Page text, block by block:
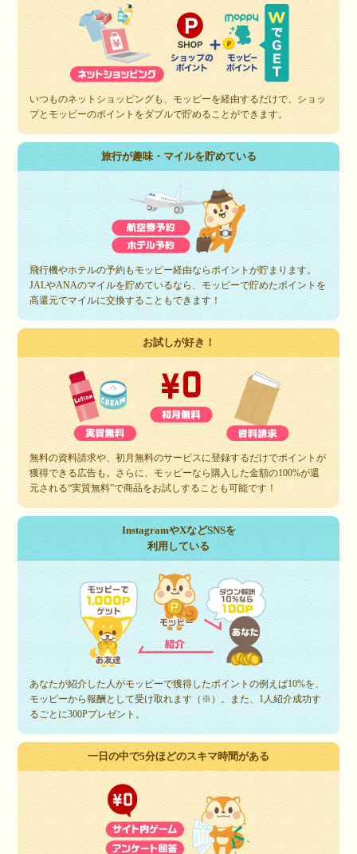
いつものネットショッピングも、モッピーを経由するだけで、ショッ
プとモッピーのポイントをダブルで貯めることができます。
旅行が趣味・マイルを貯めている
飛行機やホテルの予約もモッピー経由ならポイントが貯まります。
JALやANAのマイルを貯めているなら、モッピーで貯めたポイントを
高還元でマイルに交換することもできます！
お試しが好き！
無料の資料請求や、初月無料のサービスに登録するだけでポイントが
獲得できる広告も。さらに、モッピーなら購入した金額の100%が還
元される“実質無料”で商品をお試しすることも可能です！
InstagramやXなどSNSを
利用している
あなたが紹介した人がモッピーで獲得したポイントの例えば10%を、
モッピーから報酬として受け取れます（※）。また、1人紹介成功す
るごとに300Pプレゼント。
一日の中で5分ほどのスキマ時間がある